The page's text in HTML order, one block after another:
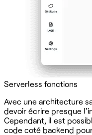
‍Serverless fonctions‍
Avec une architecture
devoir écrire presque
Cependant, il est
code coté backend